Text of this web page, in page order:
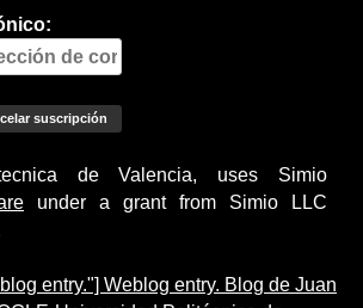
de Valencia, uses Simio
under a grant from Simio LLC
entry."] Weblog entry. Blog de Juan